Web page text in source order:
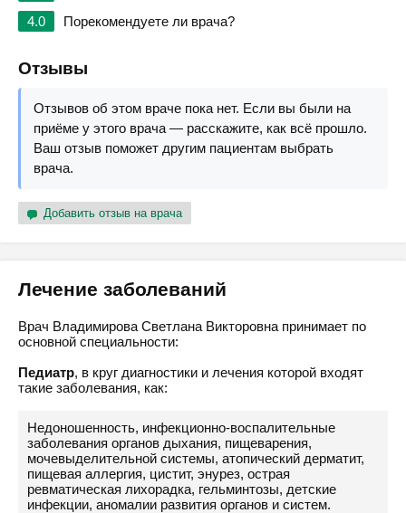
4.0
Порекомендуете ли врача?
Отзывы
Отзывов об этом враче пока нет. Если вы были на
приёме у этого врача — расскажите, как всё прошло.
Ваш отзыв поможет другим пациентам выбрать
врача.
Добавить отзыв на врача
Лечение заболеваний
Врач Владимирова Светлана Викторовна принимает по
основной специальности:
Педиатр, в круг диагностики и лечения которой входят
такие заболевания, как:
Недоношенность, инфекционно-воспалительные
заболевания органов дыхания, пищеварения,
мочевыделительной системы, атопический дерматит,
пищевая аллергия, цистит, энурез, острая
ревматическая лихорадка, гельминтозы, детские
инфекции, аномалии развития органов и систем.